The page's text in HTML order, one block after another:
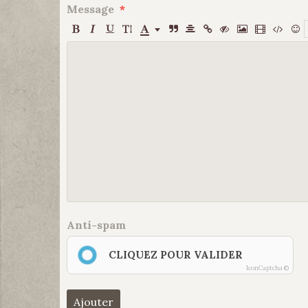
Message
Anti-spam
CLIQUEZ POUR VALIDER
IconCaptcha ©
Ajouter